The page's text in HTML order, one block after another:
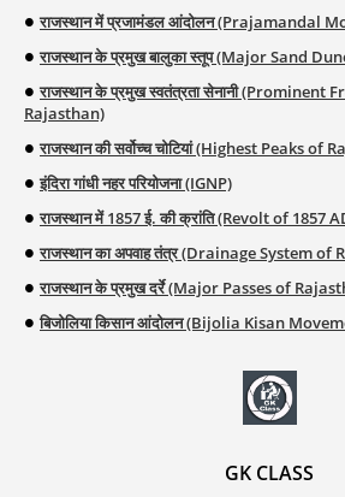
राजस्थान में प्रजामंडल आंदोलन (Prajamandal
राजस्थान के प्रमुख बालुका स्तूप (Major Sand
राजस्थान के प्रमुख स्वतंत्रता सेनानी (Prominent
Rajasthan)
राजस्थान की सर्वोच्च चोटियां (Highest Peaks of
इंदिरा गांधी नहर परियोजना (IGNP)
राजस्थान में 1857 ई. की क्रांति (Revolt of 1857
राजस्थान का अपवाह तंत्र (Drainage System of
राजस्थान के प्रमुख दर्रे (Major Passes of
बिजोलिया किसान आंदोलन (Bijolia Kisan
GK CLASS